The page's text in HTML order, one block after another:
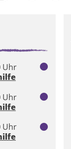
Uhr
Uhr
Uhr